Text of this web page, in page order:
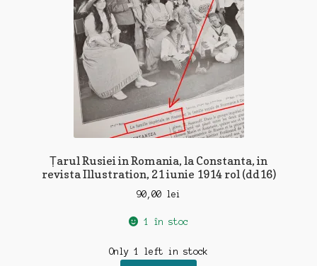
Țarul Rusiei in Romania, la Constanta, in
revista Illustration, 21 iunie 1914 rol (dd16)
90,00 lei
1 în stoc
Only 1 left in stock